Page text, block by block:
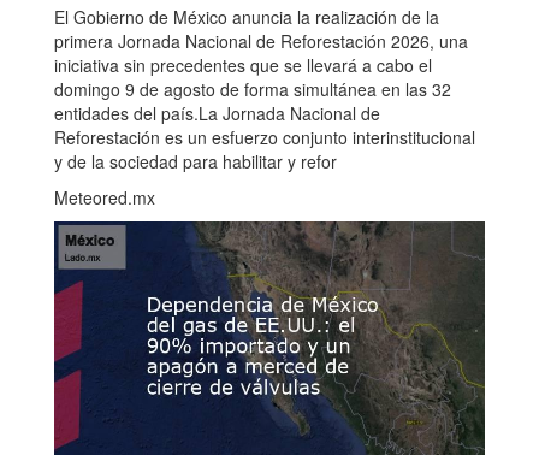
El Gobierno de México anuncia la realización de la
primera Jornada Nacional de Reforestación 2026, una
iniciativa sin precedentes que se llevará a cabo el
domingo 9 de agosto de forma simultánea en las 32
entidades del país.La Jornada Nacional de
Reforestación es un esfuerzo conjunto interinstitucional
y de la sociedad para habilitar y refor
Meteored.mx